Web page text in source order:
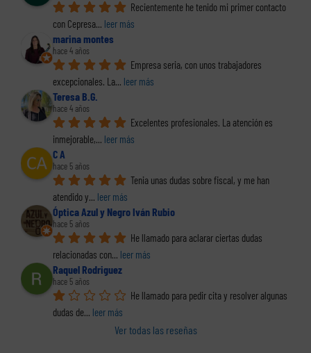
Recientemente he tenido mi primer contacto
con Cepresa... leer más
marina montes
hace 4 años
Empresa seria, con unos trabajadores
excepcionales. La... leer más
Teresa B.G.
hace 4 años
Excelentes profesionales. La atención es
inmejorable,... leer más
C A
hace 5 años
Tenia unas dudas sobre fiscal, y me han
atendido y... leer más
Óptica Azul y Negro Iván Rubio
hace 5 años
He llamado para aclarar ciertas dudas
relacionadas con... leer más
Raquel Rodriguez
hace 5 años
He llamado para pedir cita y resolver algunas
dudas de... leer más
Ver todas las reseñas